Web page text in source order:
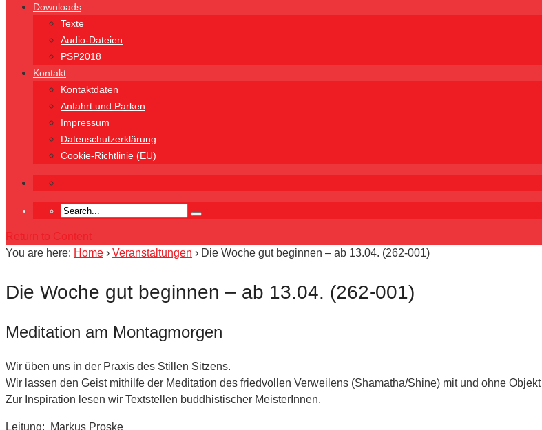
Downloads
Texte
Audio-Dateien
PSP2018
Kontakt
Kontaktdaten
Anfahrt und Parken
Impressum
Datenschutzerklärung
Cookie-Richtlinie (EU)
Return to Content
You are here: Home › Veranstaltungen › Die Woche gut beginnen – ab 13.04. (262-001)
Die Woche gut beginnen – ab 13.04. (262-001)
Meditation am Montagmorgen
Wir üben uns in der Praxis des Stillen Sitzens.
Wir lassen den Geist mithilfe der Meditation des friedvollen Verweilens (Shamatha/Shine) mit und ohne
Zur Inspiration lesen wir Textstellen buddhistischer MeisterInnen.
Leitung: Markus Proske